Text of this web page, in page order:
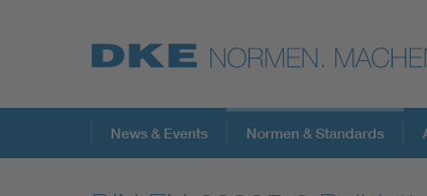
Top-Themen
News & Events Normen & Standards